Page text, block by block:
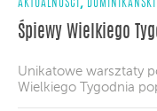
AKTUALNOŚCI , DOMINIKAŃSKI
Śpiewy Wielkiego
Unikatowe warsztaty
Wielkiego Tygodnia